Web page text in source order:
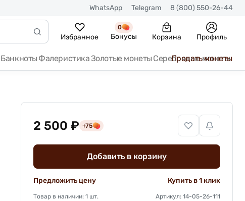
WhatsApp Telegram 8 (800) 550-26-44
Избранное
0
Бонусы Корзина Профиль
Банкноты ФалеристикаЗолотые монеты Серебряные монеты
Продать монеты
2 500 ₽ +75
Добавить в корзину
Предложить цену Купить в 1 клик
Товар в наличии: 1 шт. Артикул: 14-05-26-111